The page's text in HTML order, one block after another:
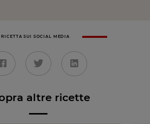
SUI SOCIAL MEDIA
altre ricette